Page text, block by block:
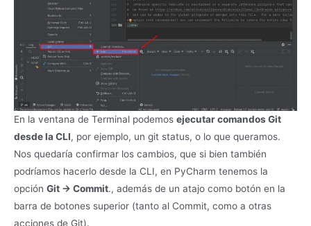
En la ventana de Terminal podemos ejecutar comandos Git
desde la CLI, por ejemplo, un git status, o lo que queramos.
Nos quedaría confirmar los cambios, que si bien también
podríamos hacerlo desde la CLI, en PyCharm tenemos la
opción Git -> Commit., además de un atajo como botón en la
barra de botones superior (tanto al Commit, como a otras
acciones de Git).